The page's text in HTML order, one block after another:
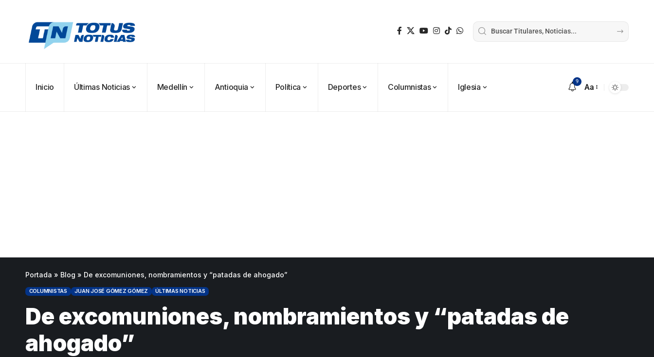
Inicio Últimas Noticias Medellín Antioquia Política Deportes Columnistas Iglesia
9
Aa
Portada » Blog » De excomuniones, nombramientos y “patadas de ahogado”
COLUMNISTAS JUAN JOSÉ GÓMEZ GÓMEZ ÚLTIMAS NOTICIAS
De excomuniones, nombramientos y “patadas de
ahogado”